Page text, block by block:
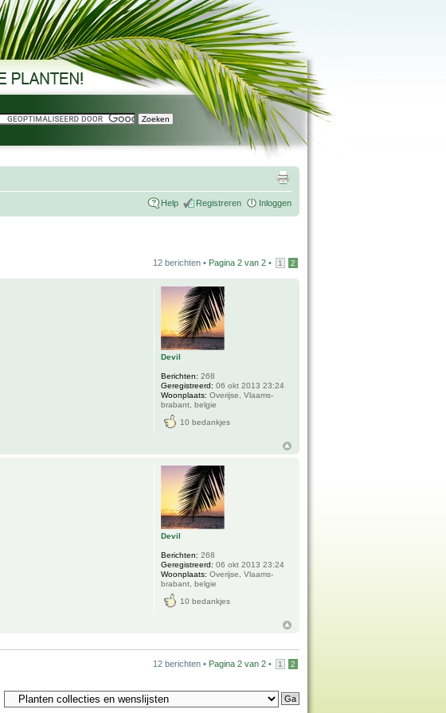
Help Registreren Inloggen
12 berichten • Pagina 2 van 2 • 1 2
Devil
Berichten: 268
Geregistreerd: 06 okt 2013 23:24
Woonplaats: Overijse, Vlaams-
brabant, belgie
10 bedankjes
Devil
Berichten: 268
Geregistreerd: 06 okt 2013 23:24
Woonplaats: Overijse, Vlaams-
brabant, belgie
10 bedankjes
12 berichten • Pagina 2 van 2 • 1 2